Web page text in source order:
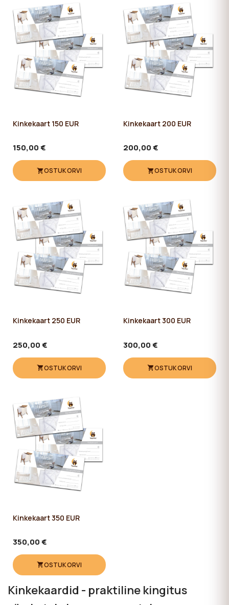
Kinkekaart 150 EUR
150,00 €
OSTUKORVI
Kinkekaart 200 EUR
200,00 €
OSTUKORVI
Kinkekaart 250 EUR
250,00 €
OSTUKORVI
Kinkekaart 300 EUR
300,00 €
OSTUKORVI
Kinkekaart 350 EUR
350,00 €
OSTUKORVI
Kinkekaardid - praktiline kingitus